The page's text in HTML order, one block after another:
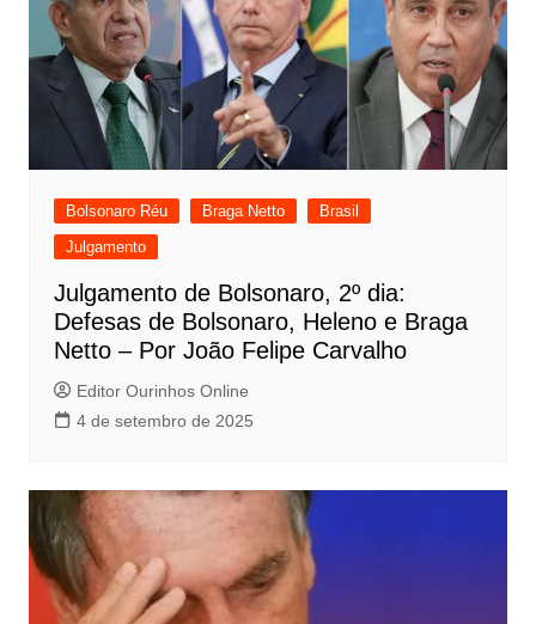
Bolsonaro Réu Braga Netto
Brasil
Julgamento
Julgamento de Bolsonaro, 2º dia:
Defesas de Bolsonaro, Heleno e Braga
Netto – Por João Felipe Carvalho
Editor Ourinhos Online
4 de setembro de 2025